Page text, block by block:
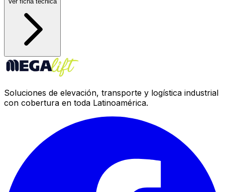
Soluciones de elevación, transporte y logística industrial
con cobertura en toda Latinoamérica.